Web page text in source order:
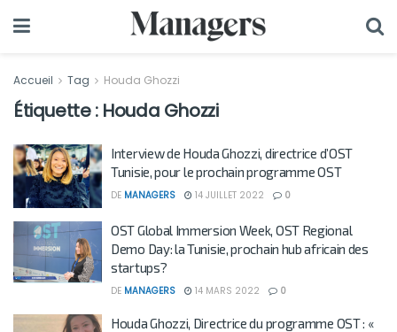
Accueil Tag Houda Ghozzi
Étiquette : Houda Ghozzi
Interview de Houda Ghozzi, directrice d’OST
Tunisie, pour le prochain programme OST
DE MANAGERS 14 JUILLET 2022 0
OST Global Immersion Week, OST Regional
Demo Day: la Tunisie, prochain hub africain des
startups?
DE MANAGERS 14 MARS 2022 0
Houda Ghozzi, Directrice du programme OST : «